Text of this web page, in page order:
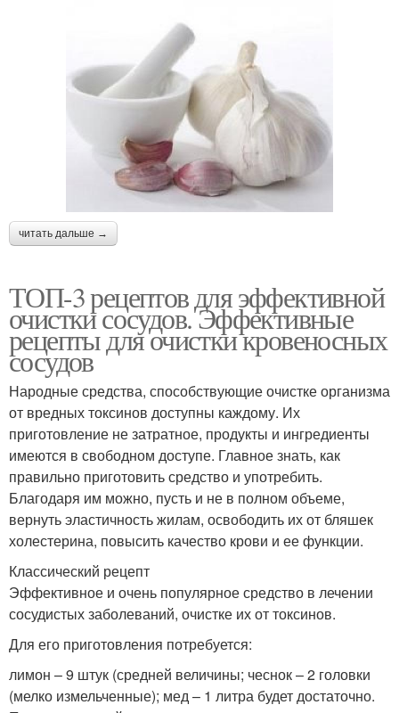
читать дальше →
ТОП-3 рецептов для эффективной
очистки сосудов. Эффективные
рецепты для очистки кровеносных
сосудов
Народные средства, способствующие очистке организма
от вредных токсинов доступны каждому. Их
приготовление не затратное, продукты и ингредиенты
имеются в свободном доступе. Главное знать, как
правильно приготовить средство и употребить.
Благодаря им можно, пусть и не в полном объеме,
вернуть эластичность жилам, освободить их от бляшек
холестерина, повысить качество крови и ее функции.
Классический рецепт
Эффективное и очень популярное средство в лечении
сосудистых заболеваний, очистке их от токсинов.
Для его приготовления потребуется:
лимон – 9 штук (средней величины; чеснок – 2 головки
(мелко измельченные); мед – 1 литра будет достаточно.